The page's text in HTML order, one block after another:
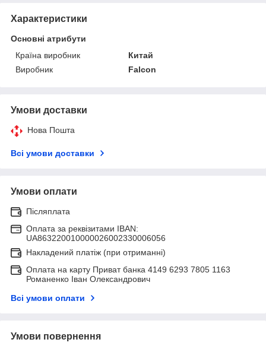
Характеристики
Основні атрибути
Країна виробник
Китай
Виробник
Falcon
Умови доставки
Нова Пошта
Всі умови доставки
Умови оплати
Післяплата
Оплата за реквізитами IBAN:
UA863220010000026002330006056
Накладений платіж (при отриманні)
Оплата на карту Приват банка 4149 6293 7805 1163
Романенко Іван Олександрович
Всі умови оплати
Умови повернення